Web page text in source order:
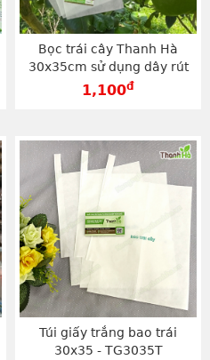
Bọc trái cây Thanh Hà
30x35cm sử dụng dây rút
chất lượng cao - TV3035
1,100đ
Túi giấy trắng bao trái
30x35 - TG3035T